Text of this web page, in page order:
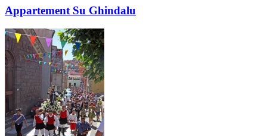
Appartement Su Ghindalu